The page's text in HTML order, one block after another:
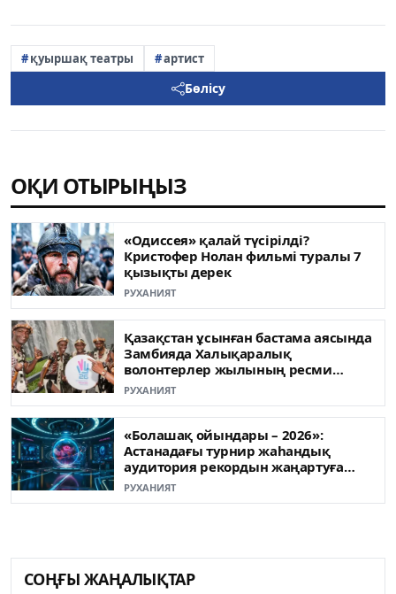
қуыршақ театры артист
Бөлісу
ОҚИ ОТЫРЫҢЫЗ
«Одиссея» қалай түсірілді?
Кристофер Нолан фильмі туралы 7
қызықты дерек
РУХАНИЯТ
Қазақстан ұсынған бастама аясында
Замбияда Халықаралық
волонтерлер жылының ресми
ашылуы өтті
РУХАНИЯТ
«Болашақ ойындары – 2026»:
Астанадағы турнир жаһандық
аудитория рекордын жаңартуға
жақын
РУХАНИЯТ
СОҢҒЫ ЖАҢАЛЫҚТАР